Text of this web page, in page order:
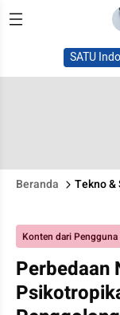
SATU
Beranda Tekno &
Konten dari Pengguna
Perbedaan